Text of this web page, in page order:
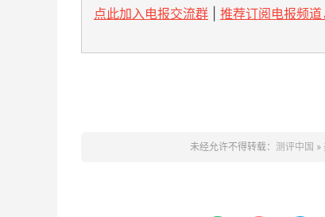
点此加入电报交流群 推荐订阅电报频道
未经允许不得转载： 测评中国 »